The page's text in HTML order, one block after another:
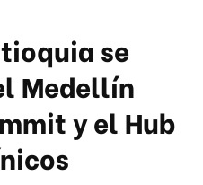
se
Medellín
y el Hub